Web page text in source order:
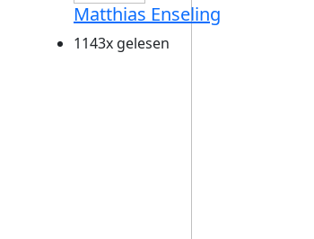
Matthias Enseling
1143x gelesen